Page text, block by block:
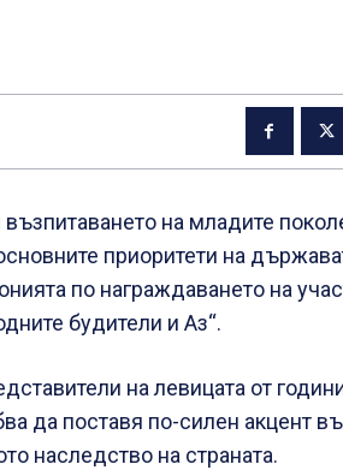
на младите
приоритети на
по награждаването на
будители и Аз“.
на левицата от
да поставя по-силен акцент
наследство на страната.